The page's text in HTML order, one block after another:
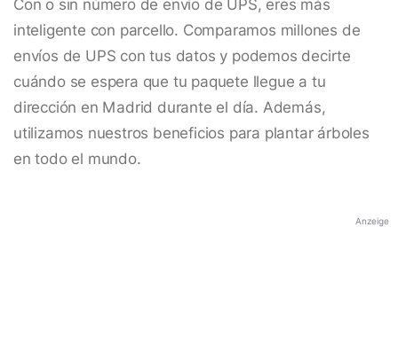
Con o sin número de envío de UPS, eres más
inteligente con parcello. Comparamos millones de
envíos de UPS con tus datos y podemos decirte
cuándo se espera que tu paquete llegue a tu
dirección en Madrid durante el día. Además,
utilizamos nuestros beneficios para plantar árboles
en todo el mundo.
Anzeige